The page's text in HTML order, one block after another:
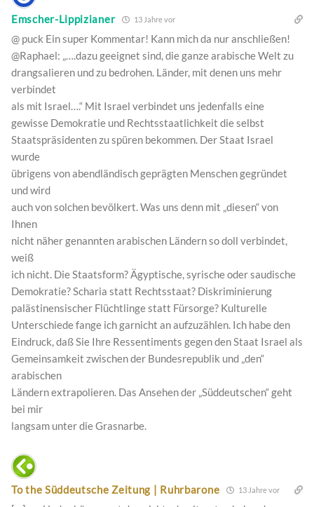
Emscher-Lippizianer 13 Jahre vor
@ puck Ein super Kommentar! Kann mich da nur anschließen!
@Raphael: „….dazu geeignet sind, die ganze arabische Welt zu
drangsalieren und zu bedrohen. Länder, mit denen uns mehr
verbindet
als mit Israel….“ Mit Israel verbindet uns jedenfalls eine
gewisse Demokratie und Rechtsstaatlichkeit die selbst
Staatspräsidenten zu spüren bekommen. Der Staat Israel
wurde
übrigens von abendländisch geprägten Menschen gegründet
und wird
auch von solchen bevölkert. Was uns denn mit „diesen“ von
Ihnen
nicht näher genannten arabischen Ländern so doll verbindet,
weiß
ich nicht. Die Staatsform? Ägyptische, syrische oder saudische
Demokratie? Scharia statt Rechtsstaat? Diskriminierung
palästinensischer Flüchtlinge statt Fürsorge? Kulturelle
Unterschiede fange ich garnicht an aufzuzählen. Ich habe den
Eindruck, daß Sie Ihre Ressentiments gegen den Staat Israel als
Gemeinsamkeit zwischen der Bundesrepublik und „den“
arabischen
Ländern extrapolieren. Das Ansehen der „Süddeutschen“ geht
bei mir
langsam unter die Grasnarbe.
To the Süddeutsche Zeitung | Ruhrbarone 13 Jahre vor